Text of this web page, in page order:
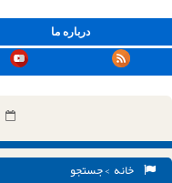
درباره ما
خانه > جستجو